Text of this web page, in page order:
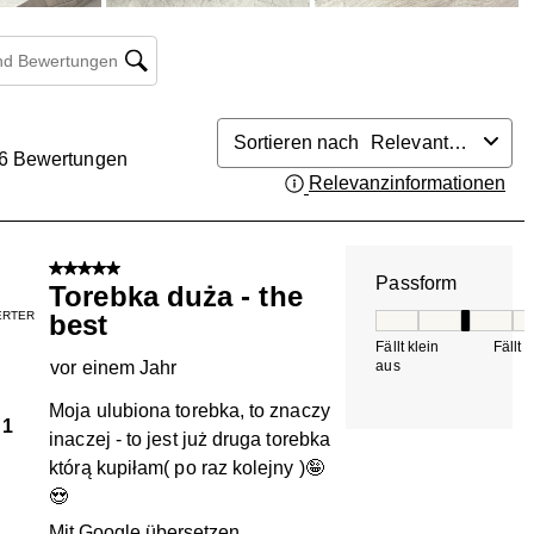
und Bewertungen Suchregion
Bewertungen
Sortieren nach
Relevanteste
Relevanzinformationen
1
5 von 5 Sternen.
Torebka duża - the
best
vor einem Jahr
Moja ulubiona torebka, to znaczy
inaczej - to jest już druga torebka
którą kupiłam( po raz kolejny )🤪
😍
Passform
Fällt klein
aus
Fällt